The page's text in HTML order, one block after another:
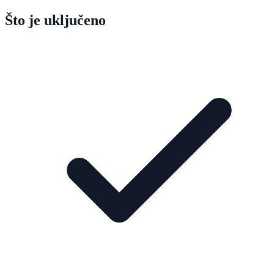
Što je uključeno